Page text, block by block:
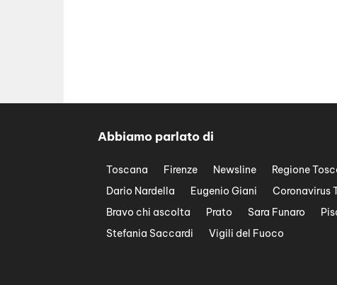
Abbiamo parlato di
Toscana Firenze Newsline Regione
Dario Nardella
Eugenio Giani Coronavirus
Bravo chi ascolta
Prato Sara Funaro
Stefania Saccardi
Vigili del Fuoco